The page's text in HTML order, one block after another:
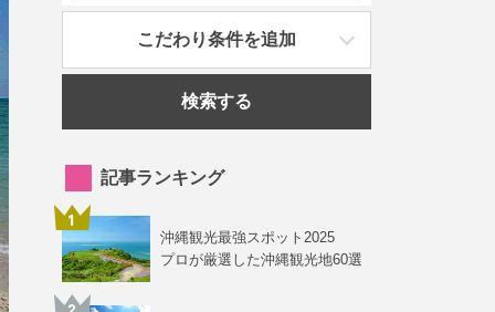
こだわり条件を追加
検索する
記事ランキング
沖縄観光最強スポット2025
プロが厳選した沖縄観光地60選